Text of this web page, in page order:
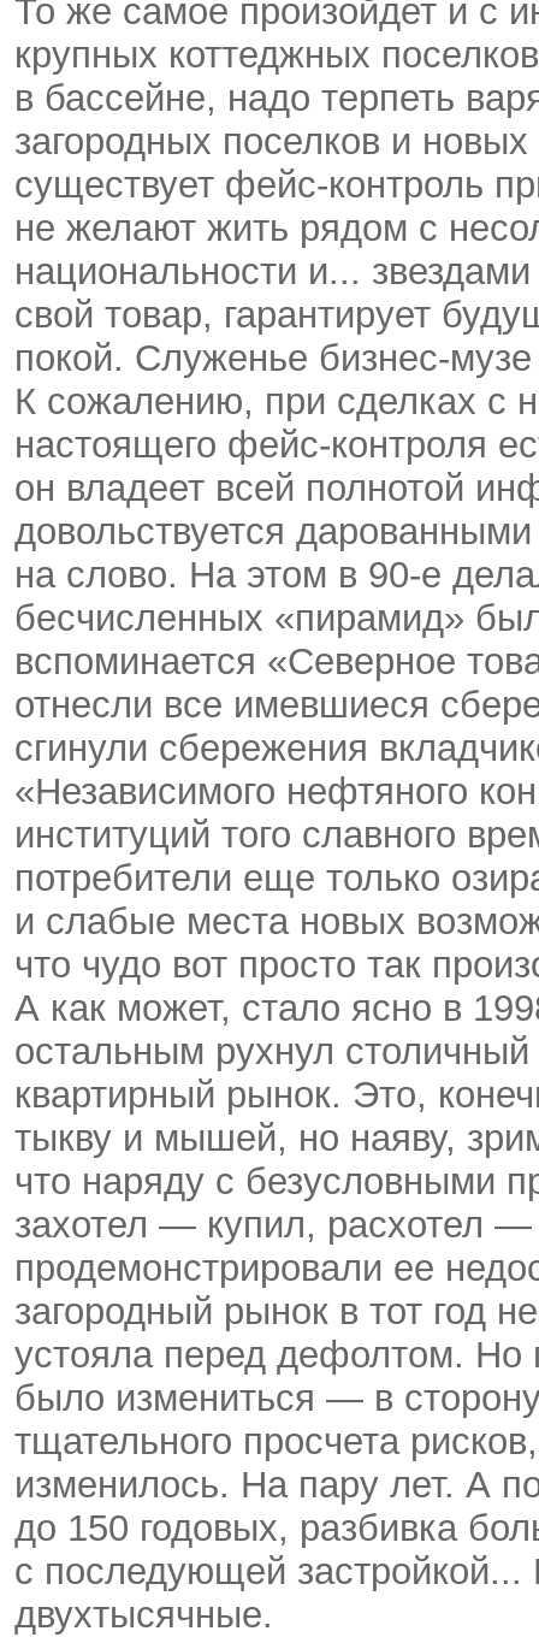
То же самое произойдет и с
крупных коттеджных
в бассейне, надо терпеть
загородных поселков и
существует фейс-контроль
не желают жить рядом с
национальности и...
свой товар, гарантирует
покой. Служенье бизнес-
К сожалению, при сделках с
настоящего фейс-контроля
он владеет всей полнотой
довольствуется
на слово. На этом в 90-е
бесчисленных «пирамид»
вспоминается «Северное
отнесли все имевшиеся
сгинули сбережения
«Независимого нефтяного
институций того славного
потребители еще только
и слабые места новых
что чудо вот просто так
А как может, стало ясно в
остальным рухнул
квартирный рынок. Это,
тыкву и мышей, но наяву,
что наряду с безусловными
захотел — купил, расхотел
продемонстрировали ее
загородный рынок в тот год
устояла перед дефолтом. Но
было измениться — в
тщательного просчета
изменилось. На пару лет. А
до 150 годовых, разбивка
с последующей застройкой...
двухтысячные.